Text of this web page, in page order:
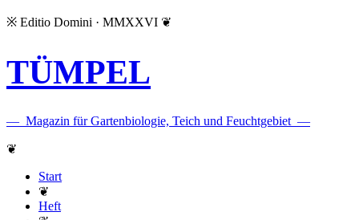
※ Editio Domini · MMXXVI ❦
TÜMPEL
— Magazin für Gartenbiologie, Teich und Feuchtgebiet —
❦
Start
❦
Heft